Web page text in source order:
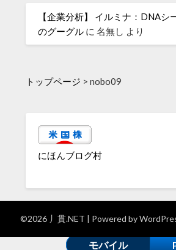
【企業分析】 イルミナ：DNAシ
のグーグル に名無し より
トップページ >nobo09
にほんブログ村
©2026 丿貫.NET | Powered by
モバイル